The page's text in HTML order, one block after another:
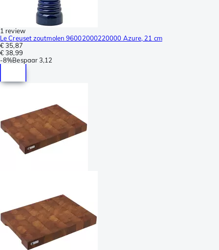
1 review
Le Creuset zoutmolen 96002000220000 Azure, 21 cm
€ 35,87
€ 38,99
-8%Bespaar3,12